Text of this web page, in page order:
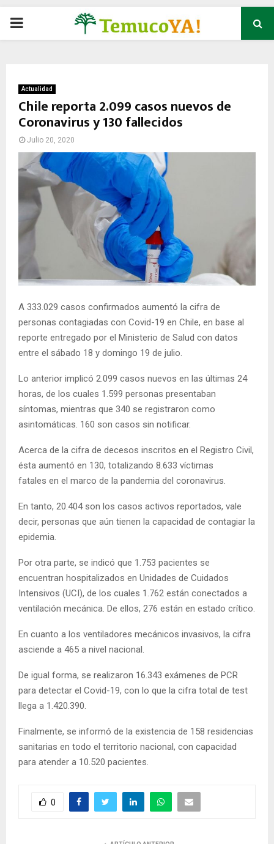
P
M
A
E
N
U
Actualidad
Chile reporta 2.099 casos nuevos de
Coronavirus y 130 fallecidos
Julio 20, 2020
A 333.029 casos confirmados aumentó la cifra de
personas contagiadas con Covid-19 en Chile, en base al
reporte entregado por el Ministerio de Salud con datos
entre el sábado 18 y domingo 19 de julio.
Lo anterior implicó 2.099 casos nuevos en las últimas 24
horas, de los cuales 1.599 personas presentaban
síntomas, mientras que 340 se registraron como
asintomáticas. 160 son casos sin notificar.
Acerca de la cifra de decesos inscritos en el Registro Civil,
ésta aumentó en 130, totalizando 8.633 víctimas
fatales en el marco de la pandemia del coronavirus.
En tanto, 20.404 son los casos activos reportados, vale
decir, personas que aún tienen la capacidad de contagiar la
epidemia.
Por otra parte, se indicó que 1.753 pacientes se
encuentran hospitalizados en Unidades de Cuidados
Intensivos (UCI), de los cuales 1.762 están conectados a
ventilación mecánica. De ellos, 276 están en estado crítico.
En cuanto a los ventiladores mecánicos invasivos, la cifra
asciende a 465 a nivel nacional.
De igual forma, se realizaron 16.343 exámenes de PCR
para detectar el Covid-19, con lo que la cifra total de test
llega a 1.420.390.
Finalmente, se informó de la existencia de 158 residencias
sanitarias en todo el territorio nacional, con capacidad
para atender a 10.520 pacientes.
0